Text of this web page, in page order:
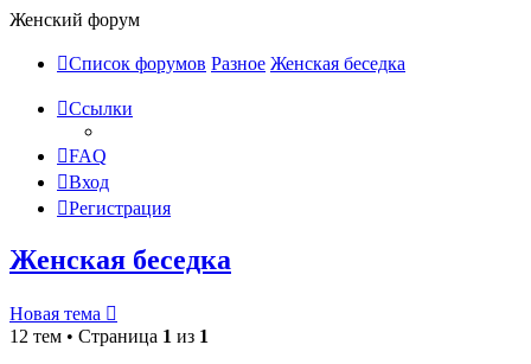
Женский форум
Список форумов Разное Женская беседка
Ссылки
FAQ
Вход
Регистрация
Женская беседка
Новая тема
12 тем • Страница 1 из 1